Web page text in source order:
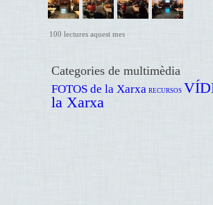
100 lectures aquest mes
Categories de multimèdia
FOTOS de la Xarxa RECURSOS
la Xarxa